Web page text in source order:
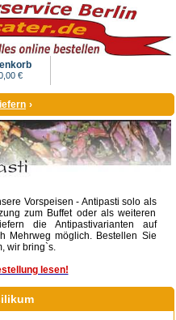
€
›
Vorspeisen - Antipasti solo als
zum Buffet oder als weiteren
die Antipastivarianten auf
Mehrweg möglich. Bestellen Sie
wir bring`s.
lesen!